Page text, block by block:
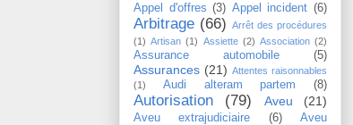
Appel d'offres (3) Appel incident (6)
Arbitrage (66) Arrêt des procédures
(1) Artisan (1) Assiette (2) Association (2)
Assurance automobile (5)
Assurances (21) Attentes raisonnables
(1)
Audi alteram partem (8)
Autorisation (79) Aveu (21)
Aveu extrajudiciaire (6)
Aveu